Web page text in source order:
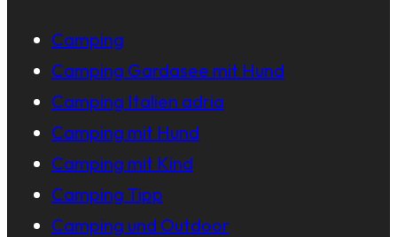
Camping
Camping Gardasee mit Hund
Camping Italien adria
Camping mit Hund
Camping mit Kind
Camping Tipp
Camping und Outdoor